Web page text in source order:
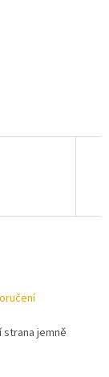
jemně